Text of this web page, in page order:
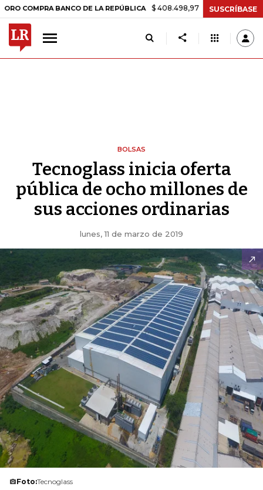
BANCO DE LA REPÚBLICA $ 408.498,97 +$ 8.753,81 +2,19%
SUSCRÍBASE
BOLSAS
Tecnoglass inicia oferta
pública de ocho millones de
sus acciones ordinarias
lunes, 11 de marzo de 2019
Foto:Tecnoglass